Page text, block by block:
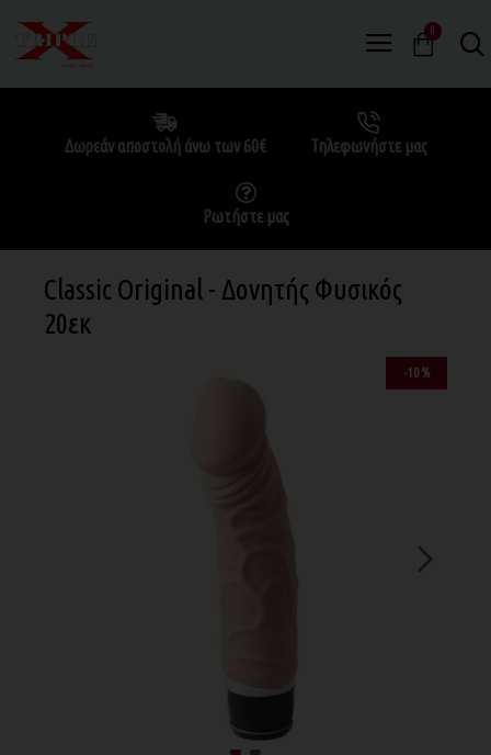
0
Δωρεάν αποστολή άνω των 60€ Τηλεφωνήστε μας
Ρωτήστε μας
Classic Original - Δονητής Φυσικός
20εκ
-10 %